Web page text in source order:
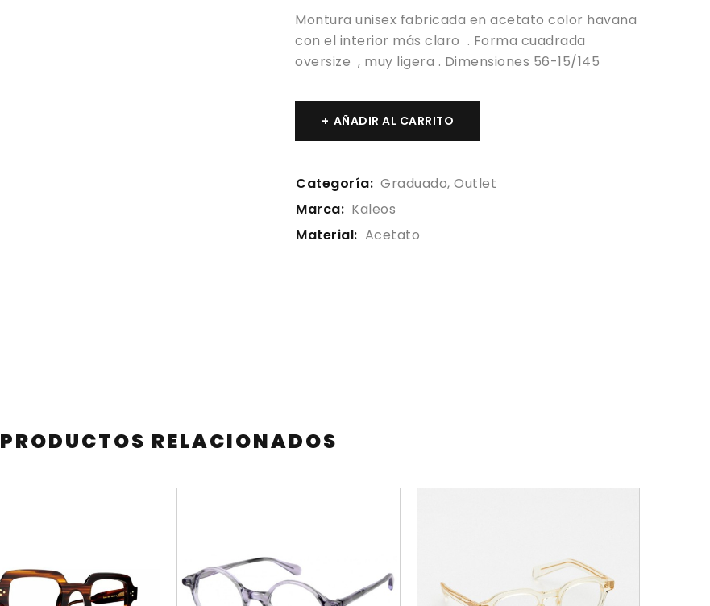
Montura unisex fabricada en acetato color havana
con el interior más claro . Forma cuadrada
oversize , muy ligera . Dimensiones 56-15/145
AÑADIR AL CARRITO
Categoría: Graduado, Outlet
Marca: Kaleos
Material: Acetato
PRODUCTOS RELACIONADOS